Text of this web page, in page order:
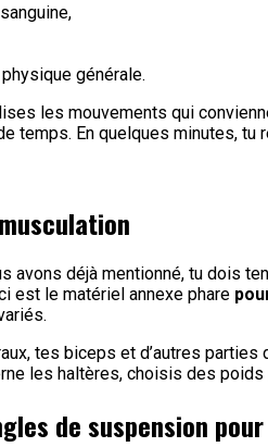
générale.
les mouvements qui
temps. En quelques minutes, tu
avons déjà mentionné, tu dois
est le matériel annexe phare
tes biceps et d’autres
les haltères, choisis des
de suspension